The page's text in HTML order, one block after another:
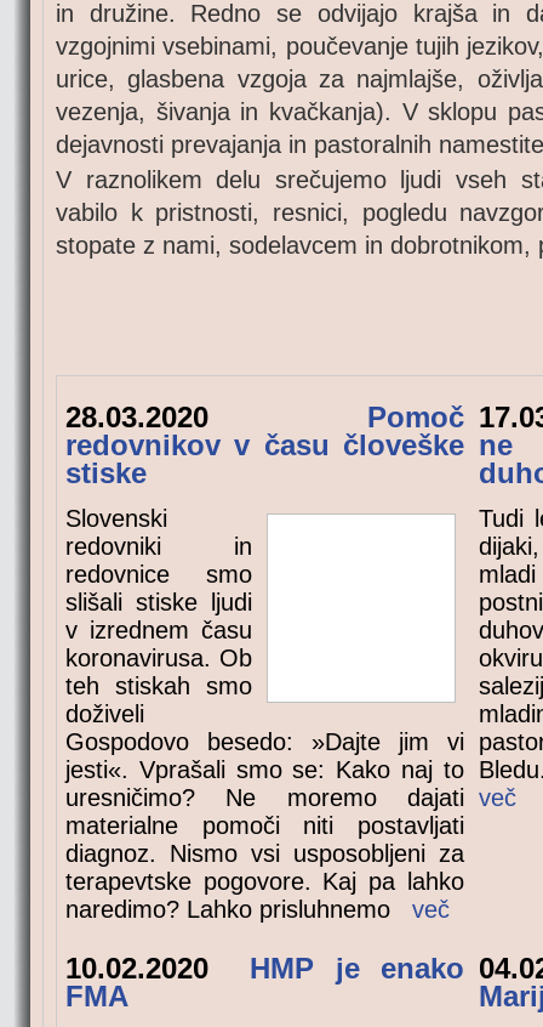
in družine. Redno se odvijajo krajša in
vzgojnimi vsebinami, poučevanje tujih
urice, glasbena vzgoja za najmlajše,
vezenja, šivanja in kvačkanja). V sklopu
dejavnosti prevajanja in pastoralnih
V raznolikem delu srečujemo ljudi vseh
vabilo k pristnosti, resnici, pogledu
stopate z nami, sodelavcem in dobrotnikom,
28.03.2020 Pomoč
redovnikov v času človeške
stiske
Slovenski
redovniki in
redovnice smo
slišali stiske ljudi
v izrednem času
koronavirusa. Ob
teh stiskah smo
doživeli
Gospodovo besedo: »Dajte jim vi
jesti«. Vprašali smo se: Kako naj to
uresničimo? Ne moremo dajati
materialne pomoči niti postavljati
diagnoz. Nismo vsi usposobljeni za
terapevtske pogovore. Kaj pa lahko
naredimo? Lahko prisluhnemo več
ne
Tudi
okviru
več
10.02.2020 HMP je enako
FMA